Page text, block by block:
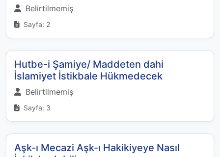
Belirtilmemiş
Sayfa: 2
Hutbe-i Şamiye/ Maddeten dahi
İslamiyet İstikbale Hükmedecek
Belirtilmemiş
Sayfa: 3
Aşk-ı Mecazi Aşk-ı Hakikiyeye Nasıl